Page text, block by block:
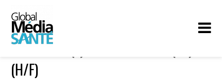
ASSISTANT(E) ADMINISTRATIF(VE)
(H/F)